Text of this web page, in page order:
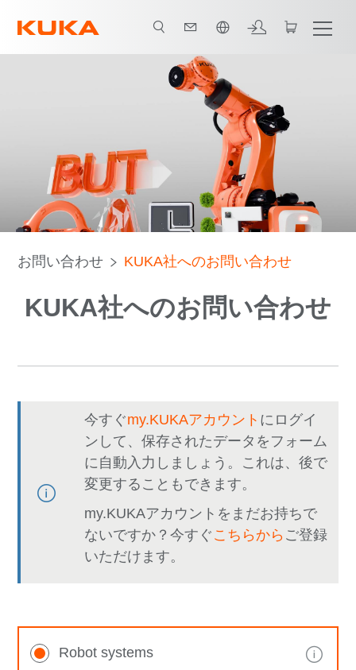
お問い合わせ KUKA社へのお問い合わせ
KUKA社へのお問い合わせ
今すぐmy.KUKAアカウント にログイ
ンして、保存されたデータをフォーム
に自動入力しましょう。これは、後で
変更することもできます。
my.KUKAアカウントをまだお持ちで
ないですか？今すぐ こちらから ご登録
いただけます。
Robot systems